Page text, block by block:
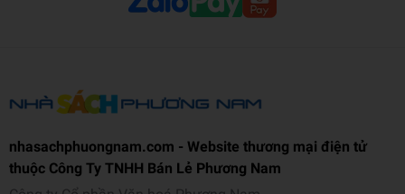
nhasachphuongnam.com - Website thương mại điện tử
thuộc Công Ty TNHH Bán Lẻ Phương Nam